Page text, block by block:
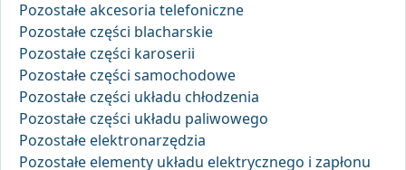
Pozostałe akcesoria telefoniczne
Pozostałe części blacharskie
Pozostałe części karoserii
Pozostałe części samochodowe
Pozostałe części układu chłodzenia
Pozostałe części układu paliwowego
Pozostałe elektronarzędzia
Pozostałe elementy układu elektrycznego i zapłonu